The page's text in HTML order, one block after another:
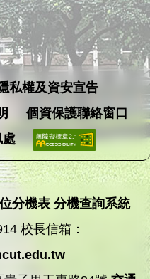
私權及資安宣告
個資保護聯絡窗口
處
分機表 分機查詢系統
校長信箱：